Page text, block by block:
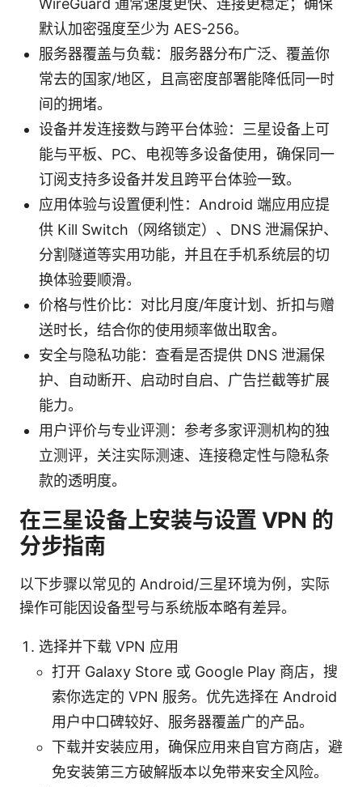
WireGuard 通常速度更快、连接更稳定；确保
默认加密强度至少为 AES-256。
服务器覆盖与负载：服务器分布广泛、覆盖你
常去的国家/地区，且高密度部署能降低同一时
间的拥堵。
设备并发连接数与跨平台体验：三星设备上可
能与平板、PC、电视等多设备使用，确保同一
订阅支持多设备并发且跨平台体验一致。
应用体验与设置便利性：Android 端应用应提
供 Kill Switch（网络锁定）、DNS 泄漏保护、
分割隧道等实用功能，并且在手机系统层的切
换体验要顺滑。
价格与性价比：对比月度/年度计划、折扣与赠
送时长，结合你的使用频率做出取舍。
安全与隐私功能：查看是否提供 DNS 泄漏保
护、自动断开、启动时自启、广告拦截等扩展
能力。
用户评价与专业评测：参考多家评测机构的独
立测评，关注实际测速、连接稳定性与隐私条
款的透明度。
在三星设备上安装与设置 VPN 的
分步指南
以下步骤以常见的 Android/三星环境为例，实际
操作可能因设备型号与系统版本略有差异。
选择并下载 VPN 应用
打开 Galaxy Store 或 Google Play 商店，搜
索你选定的 VPN 服务。优先选择在 Android
用户中口碑较好、服务器覆盖广的产品。
下载并安装应用，确保应用来自官方商店，避
免安装第三方破解版本以免带来安全风险。